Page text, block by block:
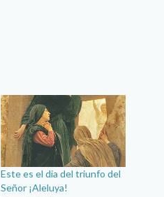
Este es el dia del triunfo del
Señor ¡Aleluya!